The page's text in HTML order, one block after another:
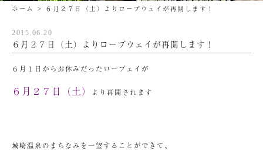
ホーム > ６月２７日（土）よりロープウェイが再開します！
2015.06.20
６月２７日（土）よりロープウェイが再開します！
６月１日からお休みだったロープェイが
６月２７日（土） より再開されます
城崎温泉のまちなみを一望することができて、